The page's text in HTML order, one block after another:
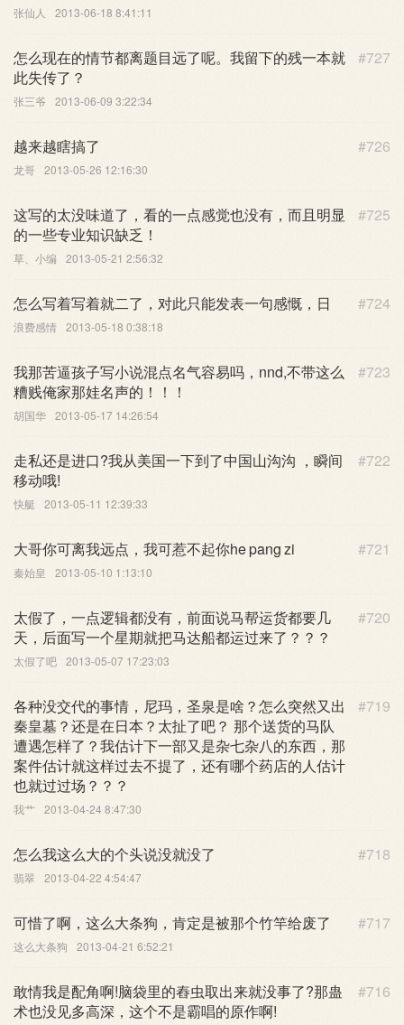
张仙人 2013-06-18 8:41:11
#727
怎么现在的情节都离题目远了呢。我留下的残一本就
此失传了？
张三爷 2013-06-09 3:22:34
#726
越来越瞎搞了
龙哥 2013-05-26 12:16:30
#725
这写的太没味道了，看的一点感觉也没有，而且明显
的一些专业知识缺乏！
草、小编 2013-05-21 2:56:32
#724
怎么写着写着就二了，对此只能发表一句感慨，日
浪费感情 2013-05-18 0:38:18
#723
我那苦逼孩子写小说混点名气容易吗，nnd,不带这么
糟贱俺家那娃名声的！！！
胡国华 2013-05-17 14:26:54
#722
走私还是进口?我从美国一下到了中国山沟沟 ，瞬间
移动哦!
快艇 2013-05-11 12:39:33
#721
大哥你可离我远点，我可惹不起你he pang zi
秦始皇 2013-05-10 1:13:10
#720
太假了，一点逻辑都没有，前面说马帮运货都要几
天，后面写一个星期就把马达船都运过来了？？？
太假了吧 2013-05-07 17:23:03
#719
各种没交代的事情，尼玛，圣泉是啥？怎么突然又出
秦皇墓？还是在日本？太扯了吧？ 那个送货的马队
遭遇怎样了？我估计下一部又是杂七杂八的东西，那
案件估计就这样过去不提了，还有哪个药店的人估计
也就过过场？？？
我艹 2013-04-24 8:47:30
#718
怎么我这么大的个头说没就没了
翡翠 2013-04-22 4:54:47
#717
可惜了啊，这么大条狗，肯定是被那个竹竿给废了
这么大条狗 2013-04-21 6:52:21
#716
敢情我是配角啊!脑袋里的舂虫取出来就没事了?那蛊
术也没见多高深，这个不是霸唱的原作啊!